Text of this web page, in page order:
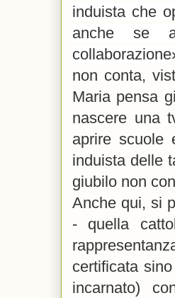
induista che
anche se
collaborazione
non conta,
Maria pensa
nascere una
aprire scuole
induista delle
giubilo non
Anche qui, si
- quella
certificata
incarnato)